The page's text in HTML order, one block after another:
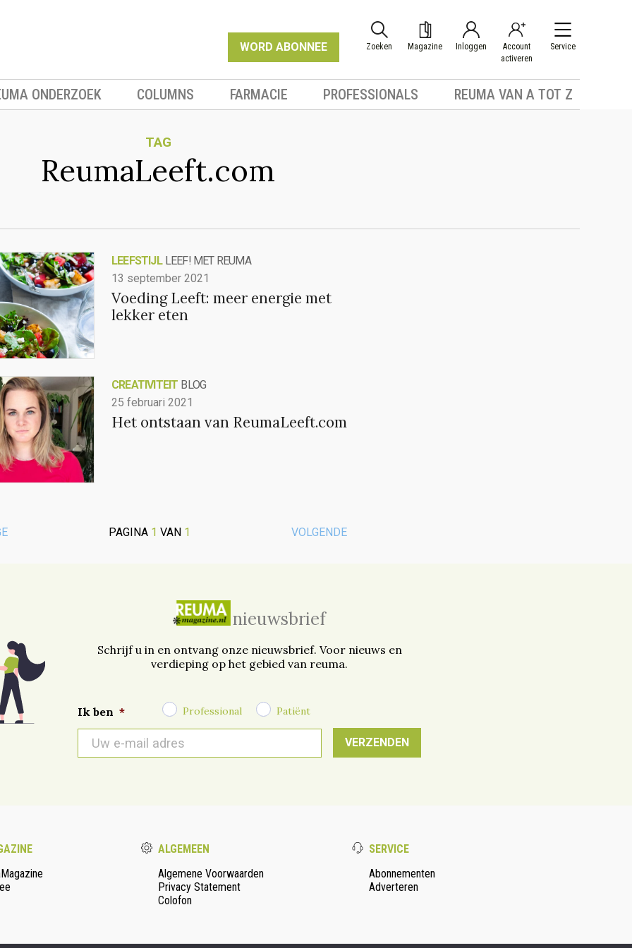
WORD ABONNEE Zoeken Magazine Inloggen
Account
activeren
Service
ONDERZOEK COLUMNS FARMACIE PROFESSIONALS REUMA VAN A TOT Z
TAG
ReumaLeeft.com
LEEFSTIJL LEEF! MET REUMA
13 september 2021
Voeding Leeft: meer energie met
lekker eten
CREATIVITEIT BLOG
25 februari 2021
Het ontstaan van ReumaLeeft.com
PAGINA 1 VAN 1 VOLGENDE
nieuwsbrief
Schrijf u in en ontvang onze nieuwsbrief. Voor nieuws en
verdieping op het gebied van reuma.
Ik ben * Professional Patiënt
mail
*
ALGEMEEN
Algemene Voorwaarden
Privacy Statement
Colofon
SERVICE
Abonnementen
Adverteren